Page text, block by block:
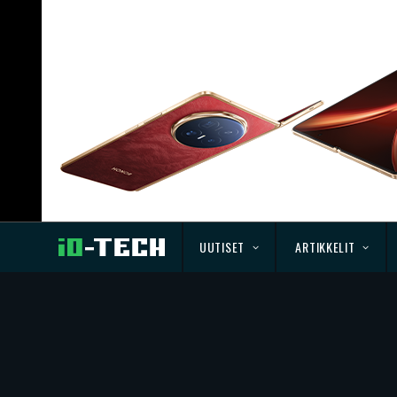
UUTISET ARTIKKELIT